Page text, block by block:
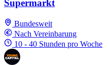
Supermarkt
Bundesweit
Nach Vereinbarung
10 - 40 Stunden pro Woche